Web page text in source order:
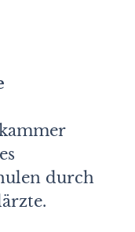
durch